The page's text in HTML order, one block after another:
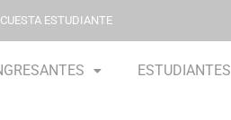
ESTUDIANTE
ESTUDIANTES